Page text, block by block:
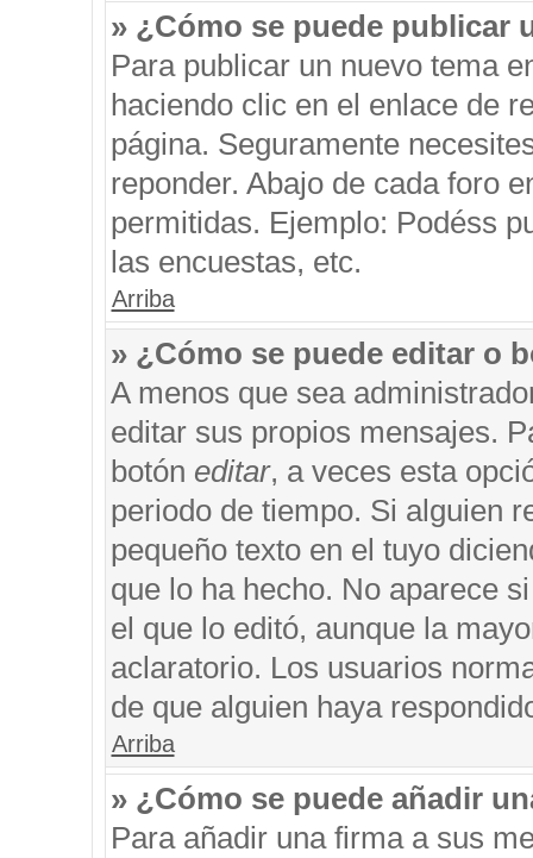
» ¿Cómo se puede publicar
Para publicar un nuevo tema
haciendo clic en el enlace de
página. Seguramente
reponder. Abajo de cada foro
permitidas. Ejemplo: Podéss
las encuestas, etc.
Arriba
» ¿Cómo se puede editar o
A menos que sea
editar sus propios mensajes.
botón editar, a veces esta
periodo de tiempo. Si alguien
pequeño texto en el tuyo
que lo ha hecho. No aparece
el que lo editó, aunque la
aclaratorio. Los usuarios
de que alguien haya
Arriba
» ¿Cómo se puede añadir
Para añadir una firma a sus